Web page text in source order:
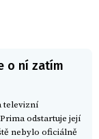
o ní zatím
televizní
odstartuje její
nebylo oficiálně